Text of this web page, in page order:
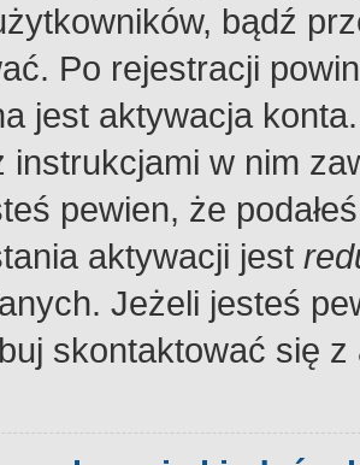
bądź
Po rejestracji
jest aktywacja
instrukcjami w nim
pewien, że
aktywacji jest
Jeżeli jesteś
skontaktować się